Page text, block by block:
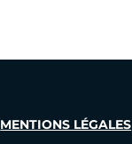
MENTIONS LÉGALES